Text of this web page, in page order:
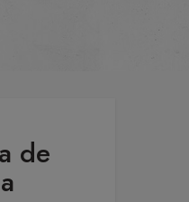
de